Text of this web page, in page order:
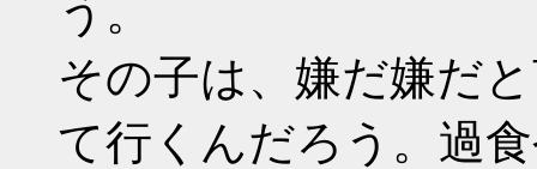
う。
その子は、嫌だ嫌だ
て行くんだろう。過